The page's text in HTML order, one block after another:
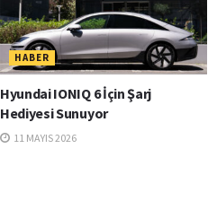
HABER
Hyundai IONIQ 6 İçin Şarj
Hediyesi Sunuyor
11 MAYIS 2026